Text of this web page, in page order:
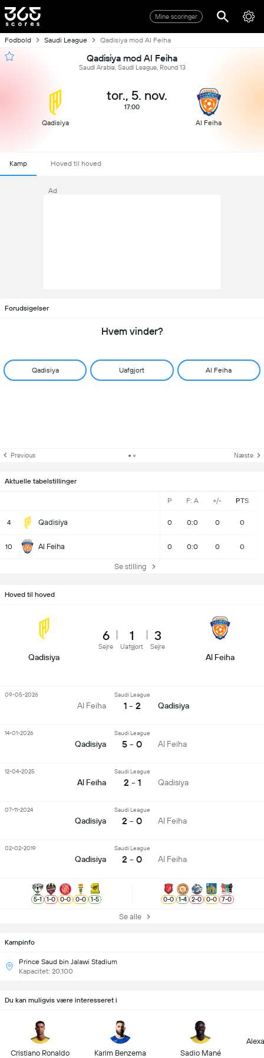
Mine scoringer
Fodbold Saudi League Qadisiya mod Al Feiha
Qadisiya mod Al Feiha
Saudi Arabia, Saudi League, Round 13
Qadisiya
tor., 5. nov.
17:00
Al Feiha
Kamp Hoved til hoved
Ad
Forudsigelser
Hvem vinder?
Qadisiya Uafgjort Al Feiha
Previous Næste
Aktuelle tabelstillinger
P F: A +/- PTS
4 Qadisiya 0 0:0 0 0
10 Al Feiha 0 0:0 0 0
Se stilling
Kampinfo
Prince Saud bin Jalawi Stadium
Kapacitet: 20,100
Hoved til hoved
Qadisiya
6
Sejre
1
Uafgjort
3
Sejre
Al Feiha
Al Feiha
Saudi League
1 - 2 Qadisiya
09-05-2026
Qadisiya
Saudi League
5 - 0 Al Feiha
14-01-2026
Al Feiha
Saudi League
2 - 1 Qadisiya
12-04-2025
Qadisiya
Saudi League
2 - 0 Al Feiha
07-11-2024
Qadisiya
Saudi League
2 - 0 Al Feiha
02-02-2019
5-1 1-0 0-0 0-0 1-5 0-0 1-4 2-0 0-0 7-0
Se alle
Du kan muligvis være interesseret i
Cristiano Ronaldo Karim Benzema Sadio Mané